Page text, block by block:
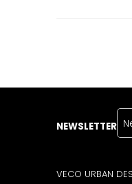
NEWSLETTER
VECO URBAN